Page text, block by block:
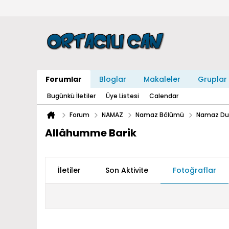
Forumlar Bloglar Makaleler Gruplar
Bugünkü İletiler Üye Listesi Calendar
Forum NAMAZ Namaz Bölümü Namaz
Allâhumme Barik
İletiler Son Aktivite Fotoğraflar